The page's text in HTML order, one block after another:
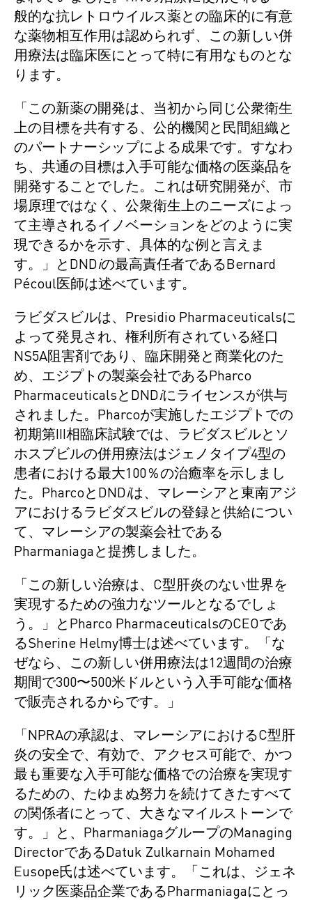
般的な抗レトロウイルス薬との臨床的に有意
な薬物相互作用は認められず、この新しい併
用療法は臨床医にとって特に有用なものとな
ります。
「この新薬の開発は、当初から同じ公衆衛生
上の目標を共有する、公的機関と民間組織と
のパートナーシップによる成果です。すなわ
ち、共通の目標は入手可能な価格の医薬品を
開発することでした。これは研究開発が、市
場原理ではなく、公衆衛生上のニーズによっ
て主導されるイノベーションをどのように実
現できるかを示す、具体的な例と言えま
す。」とDNDiの最高責任者であるBernard
Pécoul医師は述べています。
ラビダスビルは、Presidio Pharmaceuticalsに
よって発見され、権利所有されている経口
NS5A阻害剤であり、臨床開発と商業化のた
め、エジプトの製薬会社であるPharco
PharmaceuticalsとDNDiにライセンスが供与
されました。Pharcoが実施したエジプトでの
初期第III相臨床試験では、ラビダスビルとソ
ホスブビルの併用療法はジェノタイプ4型の
患者における最大100％の治癒率を示しまし
た。PharcoとDNDiは、マレーシアと東南アジ
アにおけるラビダスビルの登録と供給につい
て、マレーシアの製薬会社である
Pharmaniagaと提携しました。
「この新しい治療は、C型肝炎のない世界を
実現するための強力なツールとなるでしょ
う。」とPharco PharmaceuticalsのCEOであ
るSherine Helmy博士は述べています。「な
ぜなら、この新しい併用療法は12週間の治療
期間で300〜500米ドルという入手可能な価格
で販売されるからです。」
「NPRAの承認は、マレーシアにおけるC型肝
炎の安全で、有効で、アクセス可能で、かつ
最も重要な入手可能な価格での治療を実現す
るための、たゆまぬ努力を続けてきたすべて
の関係者にとって、大きなマイルストーンで
す。」と、PharmaniagaグループのManaging
DirectorであるDatuk Zulkarnain Mohamed
Eusope氏は述べています。「これは、ジェネ
リック医薬品企業であるPharmaniagaにとっ